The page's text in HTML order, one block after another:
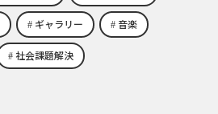
ギャラリー 音楽
社会課題解決